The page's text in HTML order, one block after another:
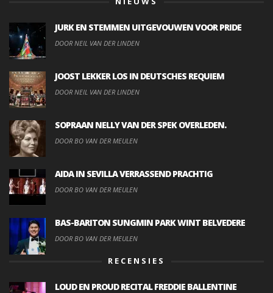
JURK EN STEMMEN UITGEVOUWEN VOOR PRIDE
DOOR NEIL VAN DER LINDEN
JOOST LEKKER LOS IN DEUTSCHES REQUIEM
DOOR NEIL VAN DER LINDEN
SOPRAAN NELLY VAN DER SPEK OVERLEDEN.
DOOR BO VAN DER MEULEN
AIDA IN SEVILLA VERRASSEND PRACHTIG
DOOR BO VAN DER MEULEN
BAS-BARITON SUNGMIN PARK WINT BELVEDERE
DOOR BO VAN DER MEULEN
RECENSIES
LOUD EN PROUD RECITAL FREDDIE BALLENTINE